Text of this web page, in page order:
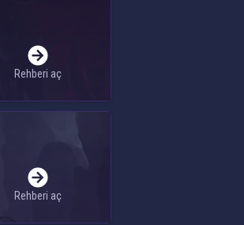
Rehberi aç
Rehberi aç